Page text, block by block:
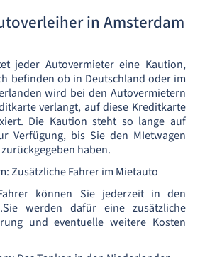
in Amsterdam
jeder Autovermieter eine Kaution,
befinden ob in Deutschland oder im
wird bei den Autovermietern
verlangt, auf diese Kreditkarte
Die Kaution steht so lange auf
Verfügung, bis Sie den MIetwagen
haben.
Zusätzliche Fahrer im Mietauto
können Sie jederzeit in den
werden dafür eine zusätzliche
und eventuelle weitere Kosten